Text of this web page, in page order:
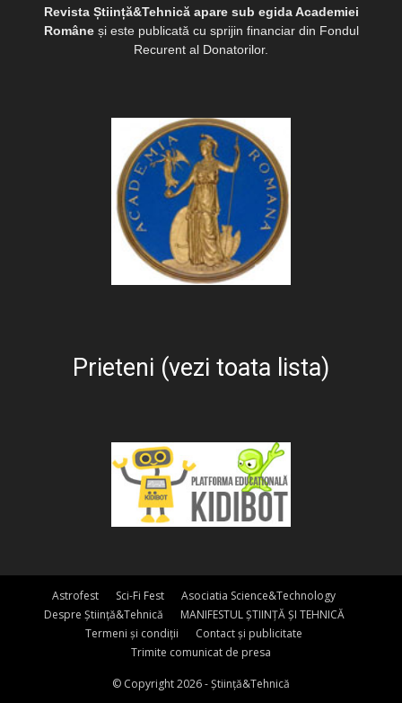
Revista Știință&Tehnică apare sub egida Academiei
Româneși este publicată cu sprijin financiar din Fondul
Recurent al Donatorilor.
Prieteni (vezi toata lista)
Astrofest Sci-Fi Fest
Asociatia Science&Technology
Despre Știință&Tehnică
MANIFESTUL ȘTIINȚĂ ȘI TEHNICĂ
Termeni și condiții
Contact și publicitate
Trimite comunicat de presa
© Copyright 2026 - Știință&Tehnică